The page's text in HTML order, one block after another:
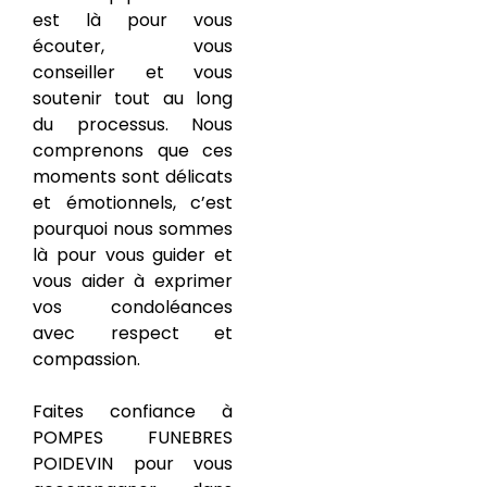
est là pour vous
écouter, vous
conseiller et vous
soutenir tout au long
du processus. Nous
comprenons que ces
moments sont délicats
et émotionnels, c’est
pourquoi nous sommes
là pour vous guider et
vous aider à exprimer
vos condoléances
avec respect et
compassion.
Faites confiance à
POMPES FUNEBRES
POIDEVIN pour vous